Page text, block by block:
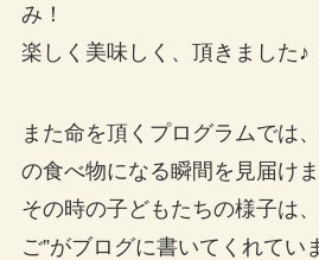
み！
楽しく美味しく、頂きました♪
また命を頂くプログラムでは
の食べ物になる瞬間を見届けま
その時の子どもたちの様子は
ご”がブログに書いてくれてい